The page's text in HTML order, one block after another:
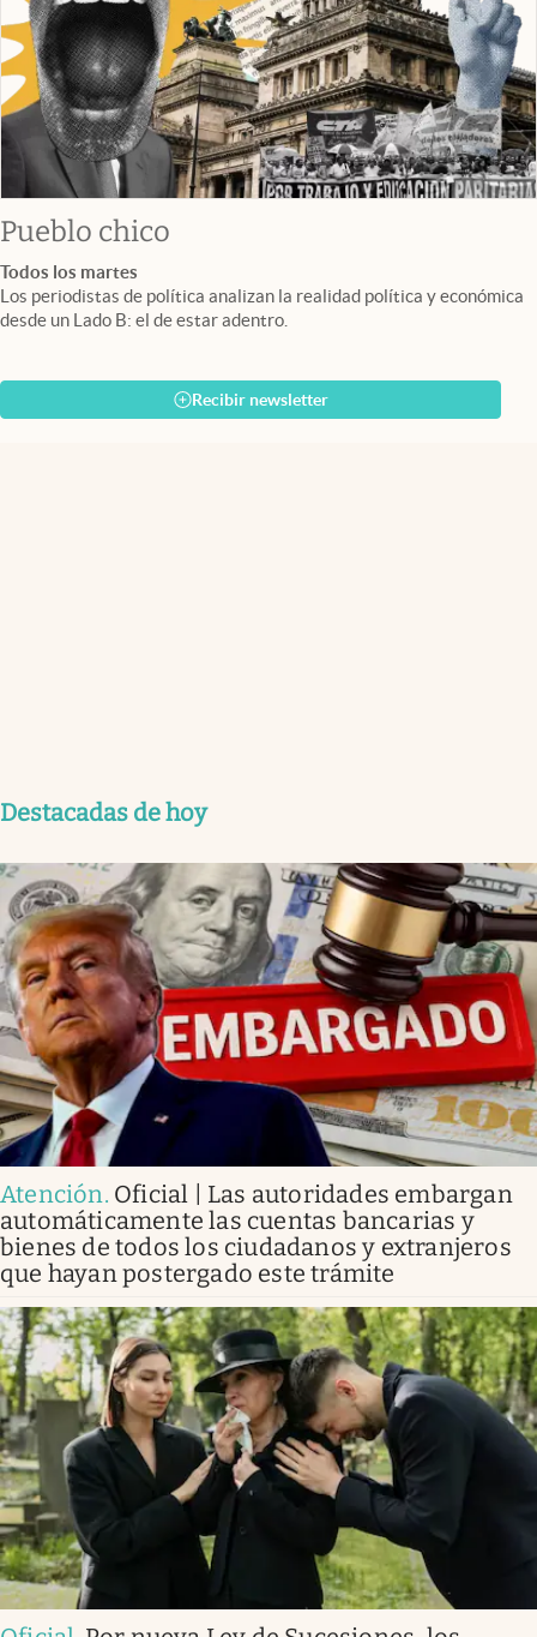
Pueblo chico
Todos los martes
Los periodistas de política analizan la realidad política y económica
desde un Lado B: el de estar adentro.
Recibir newsletter
Destacadas de hoy
Atención. Oficial | Las autoridades embargan
automáticamente las cuentas bancarias y
bienes de todos los ciudadanos y extranjeros
que hayan postergado este trámite